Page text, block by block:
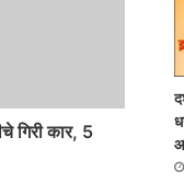
गिरी कार, 5